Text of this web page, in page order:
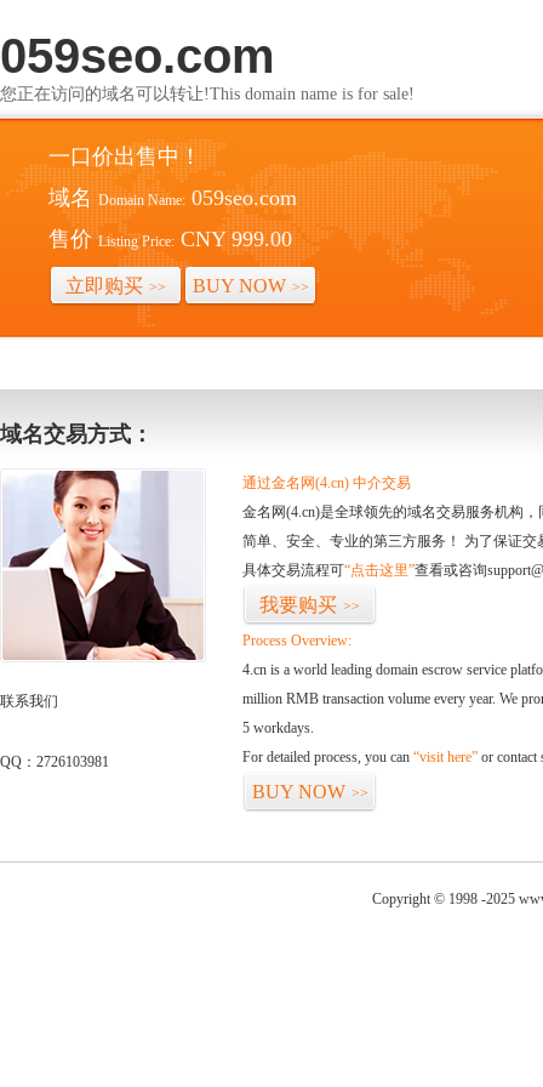
059seo.com
您正在访问的域名可以转让!This domain name is for sale!
一口价出售中！
域名 Domain Name: 059seo.com
售价 Listing Price: CNY 999.00
立即购买 >> BUY NOW >>
域名交易方式：
联系我们
QQ：2726103981
通过金名网(4.cn) 中介交易
金名网(4.cn)是全球领先的域名交易服务机构
简单、安全、专业的第三方服务！ 为了保证
具体交易流程可“点击这里”查看或咨询
我要购买 >>
Process Overview:
4.cn is a world leading domain escrow service
million RMB transaction volume every year. We
5 workdays.
For detailed process, you can “visit here” or contact
BUY NOW >>
Copyright © 1998 -2025